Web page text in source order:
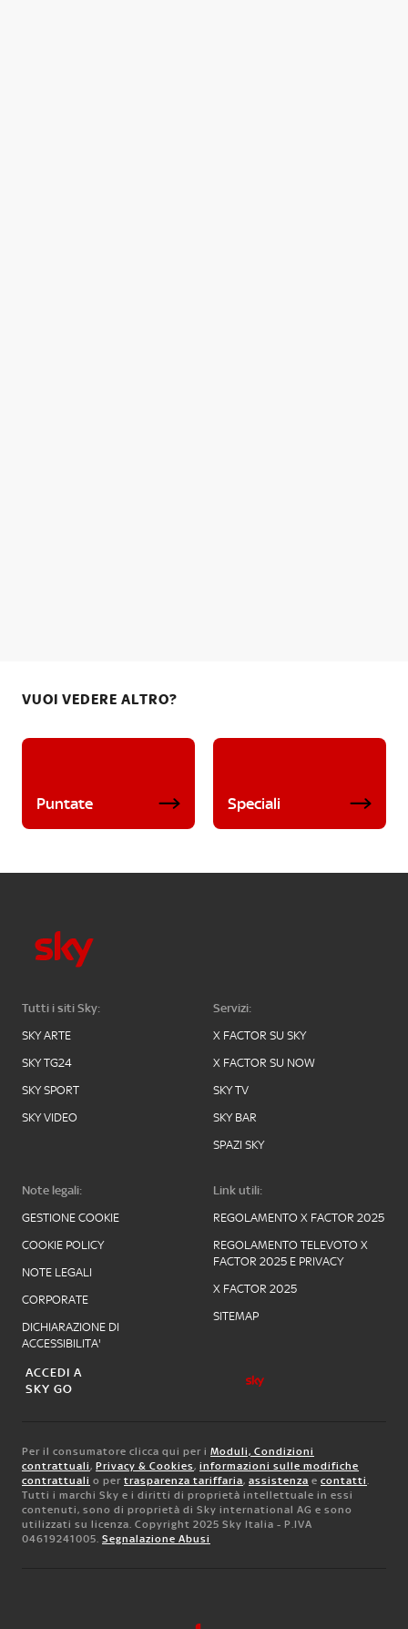
VUOI VEDERE ALTRO?
Puntate Speciali
Tutti i siti Sky:
SKY ARTE
SKY TG24
SKY SPORT
SKY VIDEO
Servizi:
X FACTOR SU SKY
X FACTOR SU NOW
SKY TV
SKY BAR
SPAZI SKY
Note legali:
GESTIONE COOKIE
COOKIE POLICY
NOTE LEGALI
CORPORATE
DICHIARAZIONE DI
ACCESSIBILITA'
Link utili:
REGOLAMENTO X FACTOR 2025
REGOLAMENTO TELEVOTO X
FACTOR 2025 E PRIVACY
X FACTOR 2025
SITEMAP
ACCEDI A
SKY GO
Per il consumatore clicca qui per i Moduli, Condizioni
contrattuali, Privacy & Cookies, informazioni sulle modifiche
contrattuali o per trasparenza tariffaria, assistenza e contatti.
Tutti i marchi Sky e i diritti di proprietà intellettuale in essi
contenuti, sono di proprietà di Sky international AG e sono
utilizzati su licenza. Copyright 2025 Sky Italia - P.IVA
04619241005. Segnalazione Abusi